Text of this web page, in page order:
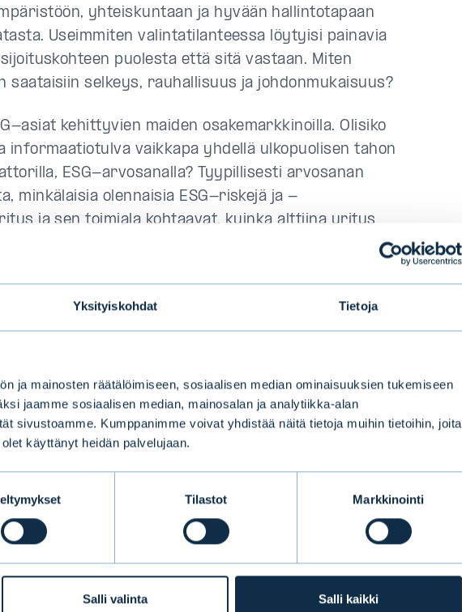
Yksityiskohdat Tietoja
ja mainosten räätälöimiseen, sosiaalisen median ominaisuuksien tukemiseen
jaamme sosiaalisen median, mainosalan ja analytiikka-alan
sivustoamme. Kumppanimme voivat yhdistää näitä tietoja muihin tietoihin, joita
käyttänyt heidän palvelujaan.
Tilastot Markkinointi
Salli valinta Salli kaikki
yhteiskuntaan ja hyvään hallintotapaan
Useimmiten valintatilanteessa löytyisi painavia
puolesta että sitä vastaan. Miten
saataisiin selkeys, rauhallisuus ja johdonmukaisuus?
asiat kehittyvien maiden osakemarkkinoilla. Olisiko
informaatiotulva vaikkapa yhdellä ulkopuolisen tahon
ESG-arvosanalla? Tyypillisesti arvosanan
minkälaisia olennaisia ESG-riskejä ja -
ja sen toimiala kohtaavat, kuinka alttiina yritys
se niitä hallinnoi ‒ myös suhteessa kilpailijoihinsa.
harha
vastuullisuusasioissa hyvin, mutta sijoittajalle
olla ongelma. Voi myös olla, että tietty ristiriita, riski,
luokittelijan mallissa tavalla, joka ei sovi
luokittelijan kirjoissa toimialaluokasta toiseen, kun
vuosien varrella tarpeeksi muuttuu. Sen seurauksena
ja -mahdollisuuksia uudella toimialalla arvioidaan. Hyvä
vaihtua huonoksi tai huono hyväksi, vaikka yhtiön